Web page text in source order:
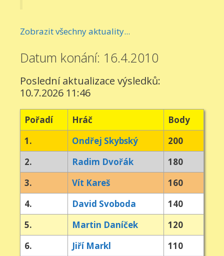
Zobrazit všechny aktuality...
Datum konání: 16.4.2010
Poslední aktualizace výsledků:
10.7.2026 11:46
Pořadí Hráč
Body
1.
Ondřej Skybský
200
2.
Radim Dvořák
180
3.
Vít Kareš
160
4.
David Svoboda
140
5.
Martin Daníček
120
6.
Jiří Markl
110